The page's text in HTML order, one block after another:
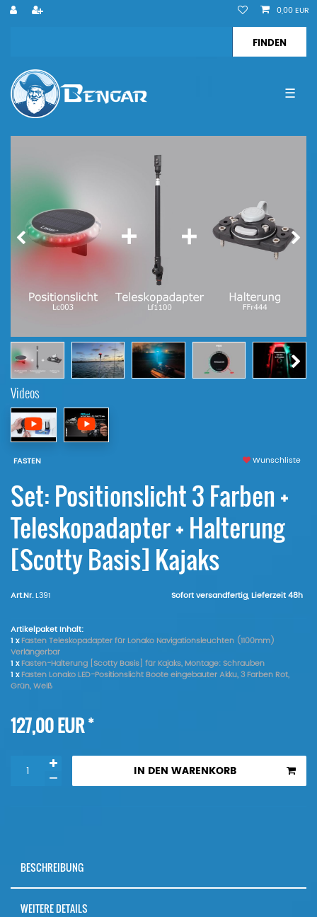
0,00 EUR
☰
Videos
FASTEN Wunschliste
Set: Positionslicht 3 Farben +
Teleskopadapter + Halterung
[Scotty Basis] Kajaks
Art.Nr.L391 Sofort versandfertig, Lieferzeit 48h
Artikelpaket Inhalt:
1 x Fasten Teleskopadapter für Lonako Navigationsleuchten (1100mm)
Verlängerbar
1 x Fasten-Halterung [Scotty Basis] für Kajaks, Montage: Schrauben
1 x Fasten Lonako LED-Positionslicht Boote eingebauter Akku, 3 Farben Rot,
Grün, Weiß
127,00 EUR*
IN DEN WARENKORB
BESCHREIBUNG
WEITERE DETAILS